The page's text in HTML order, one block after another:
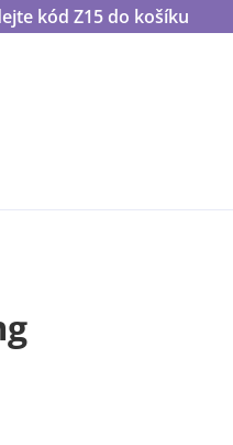
kód Z15do košíku